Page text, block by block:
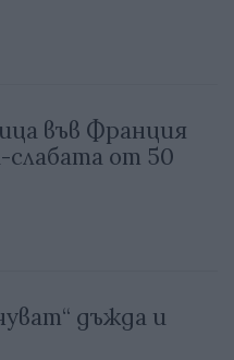
във Франция
слабата от 50
дъжда и